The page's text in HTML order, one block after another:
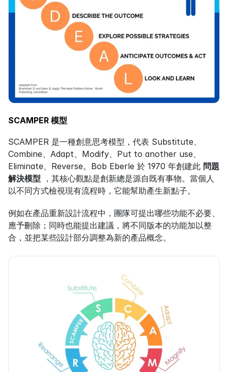
SCAMPER 模型
SCAMPER 是一種創意思考模型，代表 Substitute、
Combine、Adapt、Modify、Put to another use、
Eliminate、Reverse。Bob Eberle 於 1970 年創建此 問題
解決模型 ，其核心觀點是創新總是源自既有事物。當個人
以不同方式檢視現有流程時，它能幫助產生新點子。
例如在產品重新設計流程中，團隊可提出哪些功能不必要、
應予刪除；同時也能提出建議，將不同版本的功能加以整
合，並把某些設計部分調整為新的產品概念。